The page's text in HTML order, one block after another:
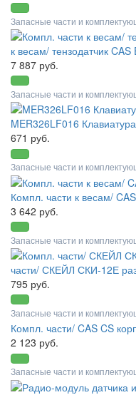
Запасные части и
к весам/ тензодатчик CAS
7 887 руб.
Запасные части и
MER326LF016
671 руб.
Запасные части и
Компл. части к весам/
3 642 руб.
Запасные части и
части/ СКЕЙЛ СКИ-12Е
795 руб.
Запасные части и
Компл. части/ CAS CS
2 123 руб.
Запасные части и